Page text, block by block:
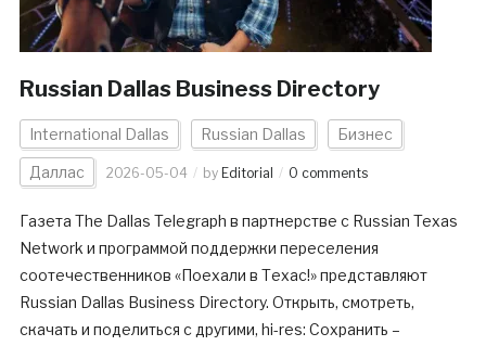
Russian Dallas Business Directory
International Dallas Russian Dallas Бизнес
Даллас 2026-05-04 by Editorial 0 comments
Газета The Dallas Telegraph в партнерстве с Russian Texas
Network и программой поддержки переселения
соотечественников «Поехали в Техас!» представляют
Russian Dallas Business Directory. Открыть, смотреть,
скачать и поделиться с другими, hi-res: Сохранить –